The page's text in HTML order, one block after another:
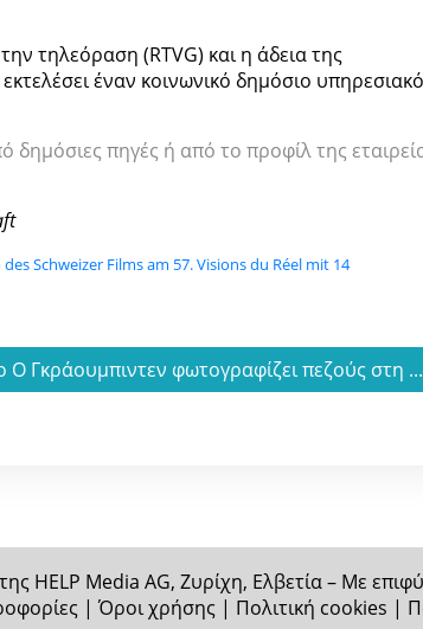
τηλεόραση (RTVG) και η άδεια της
έναν κοινωνικό δημόσιο υπηρεσιακό
δημόσιες πηγές ή από το προφίλ της
Schweizer Films am 57. Visions du Réel mit 14
Γκράουμπιντεν φωτογραφίζει πεζούς στη ...
HELP Media AG, Ζυρίχη, Ελβετία – Με
|Όροι χρήσης | Πολιτική cookies |